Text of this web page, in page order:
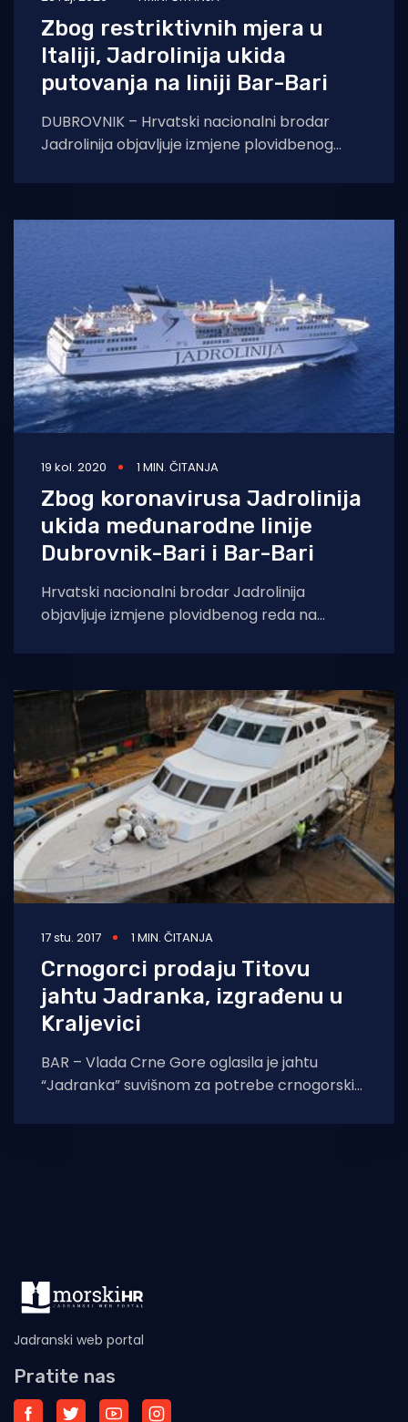
Zbog restriktivnih mjera u
Italiji, Jadrolinija ukida
putovanja na liniji Bar-Bari
DUBROVNIK – Hrvatski nacionalni brodar
Jadrolinija objavljuje izmjene plovidbenog
talijanskom Bariju iz Dubrovnika i crnogorskog
19 kol. 2020 1 MIN. ČITANJA
Zbog koronavirusa Jadrolinija
ukida međunarodne linije
Dubrovnik-Bari i Bar-Bari
Hrvatski nacionalni brodar Jadrolinija
objavljuje izmjene plovidbenog reda na
Bariju iz Dubrovnika i crnogorskog Bara. Zbog
17 stu. 2017 1 MIN. ČITANJA
Crnogorci prodaju Titovu
jahtu Jadranka, izgrađenu u
Kraljevici
BAR – Vlada Crne Gore oglasila je jahtu
“Jadranka” suvišnom za potrebe crnogorskih
Jadranski web portal
Pratite nas